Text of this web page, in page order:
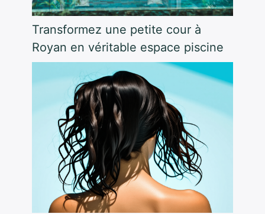
Transformez une petite cour à
Royan en véritable espace piscine